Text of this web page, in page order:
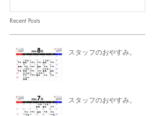
Recent Posts
スタッフのおやすみ。
スタッフのおやすみ。